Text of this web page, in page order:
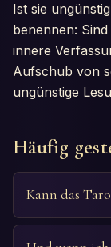
Ist sie
benennen:
innere
Aufschub von
ungünstige
Häufig
Kann das